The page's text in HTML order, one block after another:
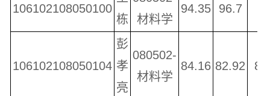
106102108050100
栋
材料学
94.35 96.7
106102108050104
彭
孝
亮
080502-
材料学
84.16 82.92